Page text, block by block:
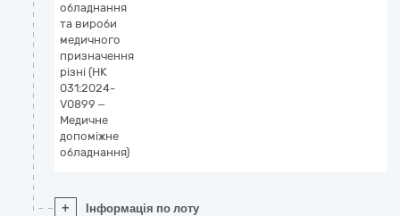
обладнання
та вироби
медичного
призначення
різні (НК
031:2024-
V0899 –
Медичне
допоміжне
обладнання)
+ Інформація по лоту